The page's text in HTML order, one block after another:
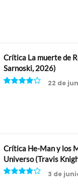
Crítica La muerte de
Sarnoski, 2026)
22 de
Crítica He-Man y los
Universo (Travis
3 de